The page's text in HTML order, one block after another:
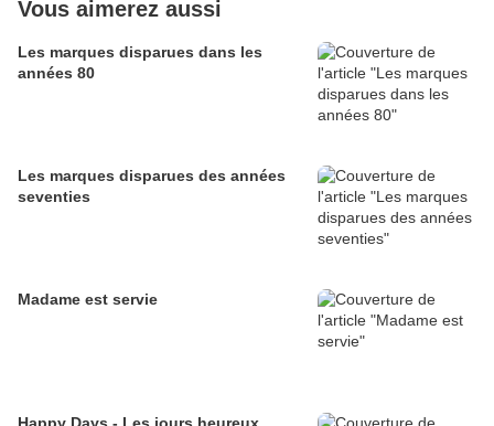
Vous aimerez aussi
Les marques disparues dans les
années 80
Les marques disparues des années
seventies
Madame est servie